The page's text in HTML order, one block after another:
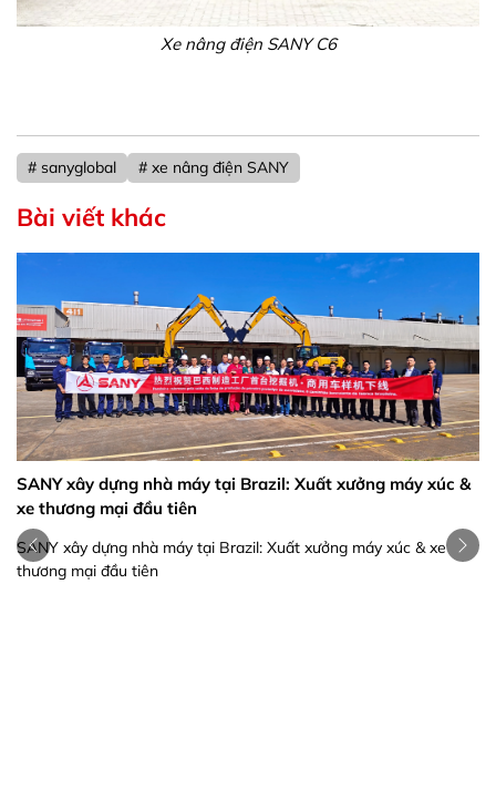
Xe nâng điện SANY C6
# sanyglobal # xe nâng điện SANY
Bài viết khác
SANY xây dựng nhà máy tại Brazil: Xuất xưởng máy xúc &
xe thương mại đầu tiên
SANY xây dựng nhà máy tại Brazil: Xuất xưởng máy xúc & xe
thương mại đầu tiên